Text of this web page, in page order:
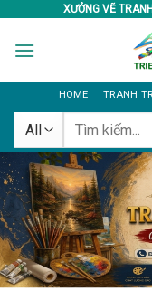
content
XƯỞNG VẼ
HOME TRANH
Tìm